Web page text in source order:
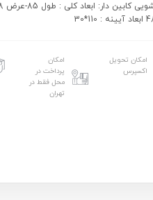
امکان تحویل
اکسپرس
امکان
پرداخت در
محل فقط در
تهران